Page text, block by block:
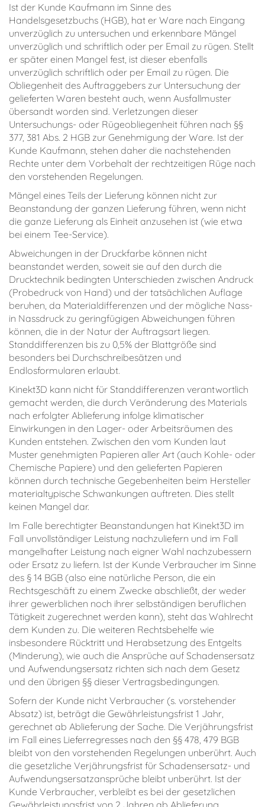
Ist der Kunde Kaufmann im Sinne des
Handelsgesetzbuchs (HGB), hat er Ware nach Eingang
unverzüglich zu untersuchen und erkennbare Mängel
unverzüglich und schriftlich oder per Email zu rügen. Stellt
er später einen Mangel fest, ist dieser ebenfalls
unverzüglich schriftlich oder per Email zu rügen. Die
Obliegenheit des Auftraggebers zur Untersuchung der
gelieferten Waren besteht auch, wenn Ausfallmuster
übersandt worden sind. Verletzungen dieser
Untersuchungs- oder Rügeobliegenheit führen nach §§
377, 381 Abs. 2 HGB zur Genehmigung der Ware. Ist der
Kunde Kaufmann, stehen daher die nachstehenden
Rechte unter dem Vorbehalt der rechtzeitigen Rüge nach
den vorstehenden Regelungen.
Mängel eines Teils der Lieferung können nicht zur
Beanstandung der ganzen Lieferung führen, wenn nicht
die ganze Lieferung als Einheit anzusehen ist (wie etwa
bei einem Tee-Service).
Abweichungen in der Druckfarbe können nicht
beanstandet werden, soweit sie auf den durch die
Drucktechnik bedingten Unterschieden zwischen Andruck
(Probedruck von Hand) und der tatsächlichen Auflage
beruhen, da Materialdifferenzen und der mögliche Nass-
in Nassdruck zu geringfügigen Abweichungen führen
können, die in der Natur der Auftragsart liegen.
Standdifferenzen bis zu 0,5% der Blattgröße sind
besonders bei Durchschreibesätzen und
Endlosformularen erlaubt.
Kinekt3D kann nicht für Standdifferenzen verantwortlich
gemacht werden, die durch Veränderung des Materials
nach erfolgter Ablieferung infolge klimatischer
Einwirkungen in den Lager- oder Arbeitsräumen des
Kunden entstehen. Zwischen den vom Kunden laut
Muster genehmigten Papieren aller Art (auch Kohle- oder
Chemische Papiere) und den gelieferten Papieren
können durch technische Gegebenheiten beim Hersteller
materialtypische Schwankungen auftreten. Dies stellt
keinen Mangel dar.
Im Falle berechtigter Beanstandungen hat Kinekt3D im
Fall unvollständiger Leistung nachzuliefern und im Fall
mangelhafter Leistung nach eigner Wahl nachzubessern
oder Ersatz zu liefern. Ist der Kunde Verbraucher im Sinne
des § 14 BGB (also eine natürliche Person, die ein
Rechtsgeschäft zu einem Zwecke abschließt, der weder
ihrer gewerblichen noch ihrer selbständigen beruflichen
Tätigkeit zugerechnet werden kann), steht das Wahlrecht
dem Kunden zu. Die weiteren Rechtsbehelfe wie
insbesondere Rücktritt und Herabsetzung des Entgelts
(Minderung), wie auch die Ansprüche auf Schadensersatz
und Aufwendungsersatz richten sich nach dem Gesetz
und den übrigen §§ dieser Vertragsbedingungen.
Sofern der Kunde nicht Verbraucher (s. vorstehender
Absatz) ist, beträgt die Gewährleistungsfrist 1 Jahr,
gerechnet ab Ablieferung der Sache. Die Verjährungsfrist
im Fall eines Lieferregresses nach den §§ 478, 479 BGB
bleibt von den vorstehenden Regelungen unberührt. Auch
die gesetzliche Verjährungsfrist für Schadensersatz- und
Aufwendungsersatzansprüche bleibt unberührt. Ist der
Kunde Verbraucher, verbleibt es bei der gesetzlichen
Gewährleistungsfrist von 2 Jahren ab Ablieferung.